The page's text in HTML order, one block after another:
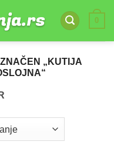
0
„KUTIJA